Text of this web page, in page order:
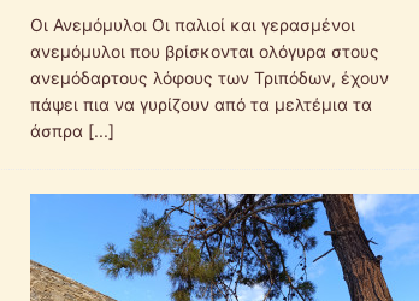
Οι Ανεμόμυλοι Οι παλιοί και γερασμένοι
ανεμόμυλοι που βρίσκονται ολόγυρα στους
ανεμόδαρτους λόφους των Τριπόδων, έχουν
πάψει πια να γυρίζουν από τα μελτέμια τα
άσπρα [...]